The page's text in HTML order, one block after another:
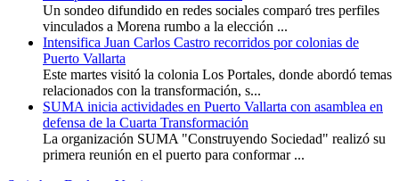
Un sondeo difundido en redes sociales comparó tres perfiles
vinculados a Morena rumbo a la elección ...
Intensifica Juan Carlos Castro recorridos por colonias de
Puerto Vallarta
Este martes visitó la colonia Los Portales, donde abordó temas
relacionados con la transformación, s...
SUMA inicia actividades en Puerto Vallarta con asamblea en
defensa de la Cuarta Transformación
La organización SUMA "Construyendo Sociedad" realizó su
primera reunión en el puerto para conformar ...